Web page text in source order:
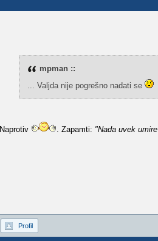
mpman ::
... Valjda nije pogrešno nadati se
Naprotiv . Zapamti: "Nada uvek umire
Profil